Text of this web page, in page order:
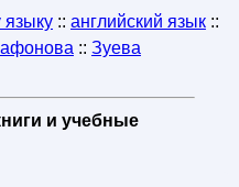
языку:: английский язык::
:: Зуева
и учебные